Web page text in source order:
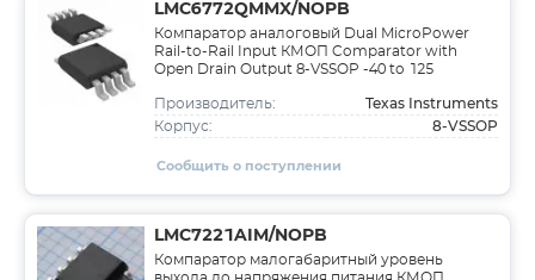
LMC6772QMMX/NOPB
Компаратор аналоговый Dual MicroPower
Rail-to-Rail Input КМОП Comparator with
Open Drain Output 8-VSSOP -40 to 125
Производитель: Texas Instruments
Корпус: 8-VSSOP
Сообщить о поступлении
LMC7221AIM/NOPB
Компаратор малогабаритный уровень